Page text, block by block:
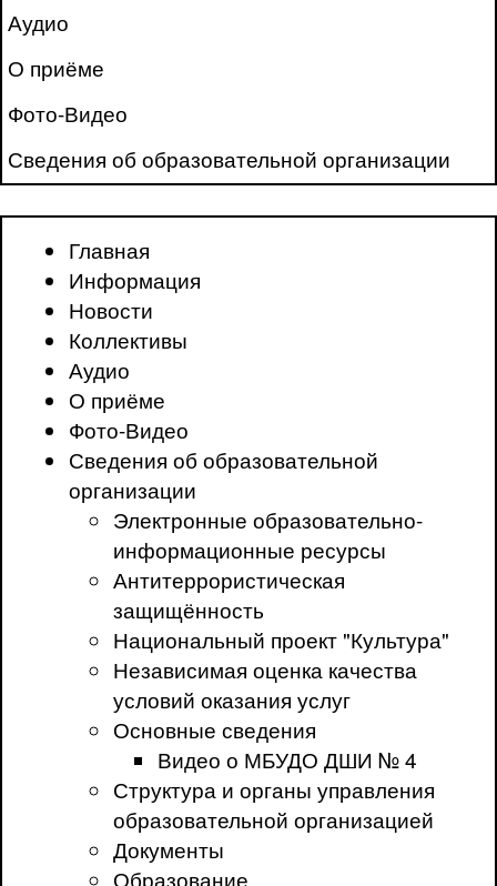
Аудио
О приёме
Фото-Видео
Сведения об образовательной организации
Главная
Информация
Новости
Коллективы
Аудио
О приёме
Фото-Видео
Сведения об образовательной
организации
Электронные образовательно-
информационные ресурсы
Антитеррористическая
защищённость
Национальный проект "Культура"
Независимая оценка качества
условий оказания услуг
Основные сведения
Видео о МБУДО ДШИ № 4
Структура и органы управления
образовательной организацией
Документы
Образование